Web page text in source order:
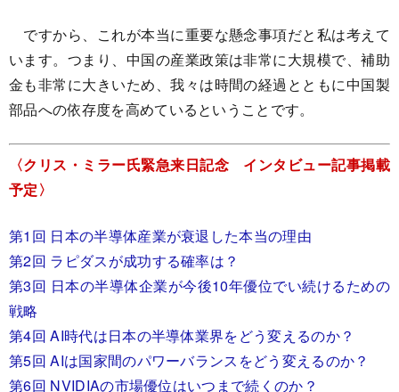
ですから、これが本当に重要な懸念事項だと私は考えて
います。つまり、中国の産業政策は非常に大規模で、補助
金も非常に大きいため、我々は時間の経過とともに中国製
部品への依存度を高めているということです。
〈クリス・ミラー氏緊急来日記念 インタビュー記事掲載
予定〉
第1回 日本の半導体産業が衰退した本当の理由
第2回 ラピダスが成功する確率は？
第3回 日本の半導体企業が今後10年優位でい続けるための
戦略
第4回 AI時代は日本の半導体業界をどう変えるのか？
第5回 AIは国家間のパワーバランスをどう変えるのか？
第6回 NVIDIAの市場優位はいつまで続くのか？